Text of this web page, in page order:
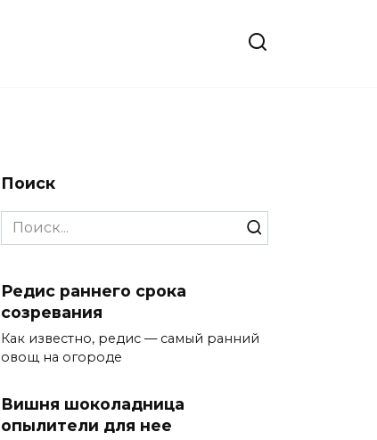
Поиск
Search
for:
Редис раннего срока
созревания
Как известно, редис — самый ранний
овощ на огороде
Вишня шоколадница
опылители для нее